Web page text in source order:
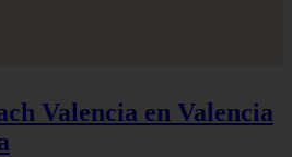
Valencia en Valencia